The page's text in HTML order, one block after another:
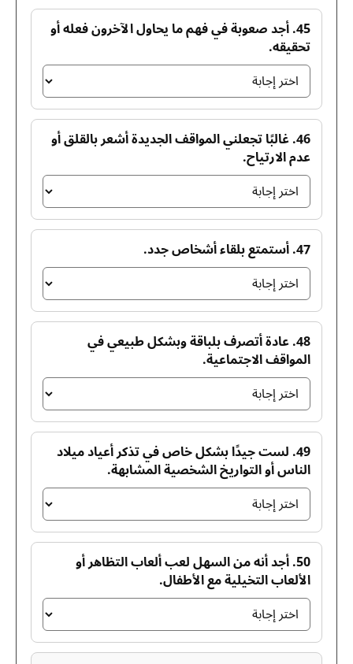
45. أجد صعوبة في فهم ما يحاول الآخرون فعله أو
تحقيقه.
46. غالبًا تجعلني المواقف الجديدة أشعر بالقلق أو
عدم الارتياح.
47. أستمتع بلقاء أشخاص جدد.
48. عادة أتصرف بلباقة وبشكل طبيعي في
المواقف الاجتماعية.
49. لست جيدًا بشكل خاص في تذكر أعياد ميلاد
الناس أو التواريخ الشخصية المشابهة.
50. أجد أنه من السهل لعب ألعاب التظاهر أو
الألعاب التخيلية مع الأطفال.